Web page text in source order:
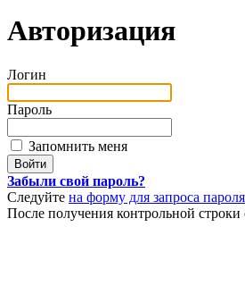
Авторизация
Логин
Пароль
Запомнить меня
Забыли свой пароль?
Следуйте на форму для запроса
После получения контрольной строки